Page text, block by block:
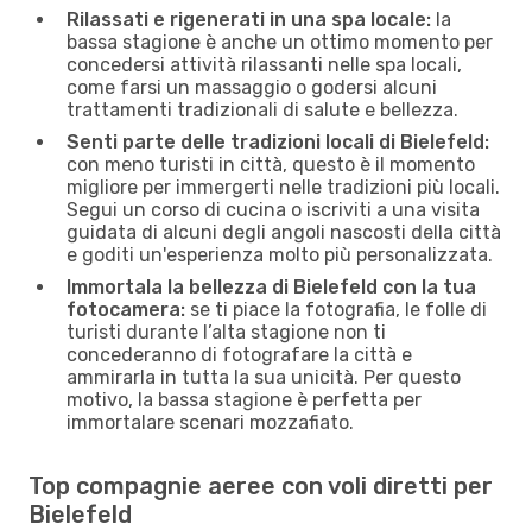
Rilassati e rigenerati in una spa locale: la
bassa stagione è anche un ottimo momento per
concedersi attività rilassanti nelle spa locali,
come farsi un massaggio o godersi alcuni
trattamenti tradizionali di salute e bellezza.
Senti parte delle tradizioni locali di Bielefeld:
con meno turisti in città, questo è il momento
migliore per immergerti nelle tradizioni più locali.
Segui un corso di cucina o iscriviti a una visita
guidata di alcuni degli angoli nascosti della città
e goditi un'esperienza molto più personalizzata.
Immortala la bellezza di Bielefeld con la tua
fotocamera: se ti piace la fotografia, le folle di
turisti durante l’alta stagione non ti
concederanno di fotografare la città e
ammirarla in tutta la sua unicità. Per questo
motivo, la bassa stagione è perfetta per
immortalare scenari mozzafiato.
Top compagnie aeree con voli diretti per
Bielefeld